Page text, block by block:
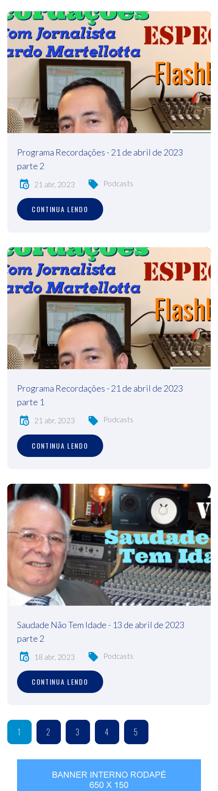
Programa Recordações - 21 de abril de 2023
parte 2
21 abr, 2023 Podcasts
CONTINUA LENDO
Programa Recordações - 21 de abril de 2023
parte 1
21 abr, 2023 Podcasts
CONTINUA LENDO
Saudade Não Tem Idade - 13 de abril de 2023
parte 2
18 abr, 2023 Podcasts
CONTINUA LENDO
1 2 3 4 5